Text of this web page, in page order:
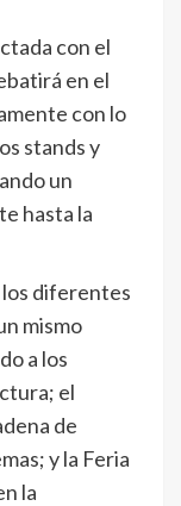
con el
en el
con lo
stands y
un
hasta la
diferentes
mismo
a los
el
de
y la Feria
la